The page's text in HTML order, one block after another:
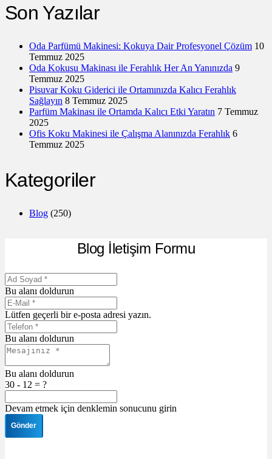
Son Yazılar
Oda Parfümü Makinesi: Kokuya Dair Profesyonel Çözüm 10
Temmuz 2025
Oda Kokusu Makinası ile Ferahlık Her An Yanınızda 9
Temmuz 2025
Pisuvar Koku Giderici ile Ortamınızda Kalıcı Ferahlık
Sağlayın 8 Temmuz 2025
Parfüm Makinası ile Ortamda Kalıcı Etki Yaratın 7 Temmuz
2025
Ofis Koku Makinesi ile Çalışma Alanınızda Ferahlık 6
Temmuz 2025
Kategoriler
Blog (250)
Blog İletişim Formu
Bu alanı doldurun
Lütfen geçerli bir e-posta adresi yazın.
Bu alanı doldurun
Bu alanı doldurun
30 - 12 = ?
Devam etmek için denklemin sonucunu girin
Gönder